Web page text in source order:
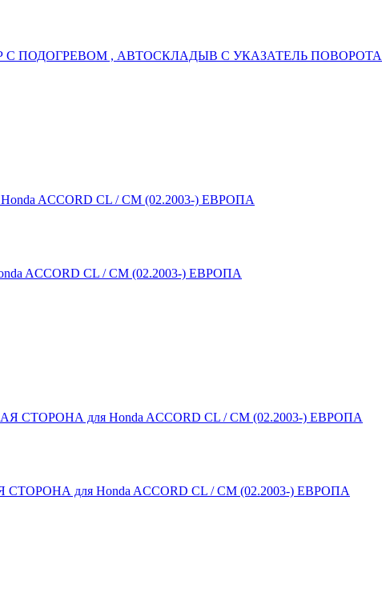
, АВТОСКЛАДЫВ С УКАЗАТЕЛЬ ПОВОРОТА
ACCORD CL / CM (02.2003-) ЕВРОПА
для Honda ACCORD CL / CM (02.2003-) ЕВРОПА